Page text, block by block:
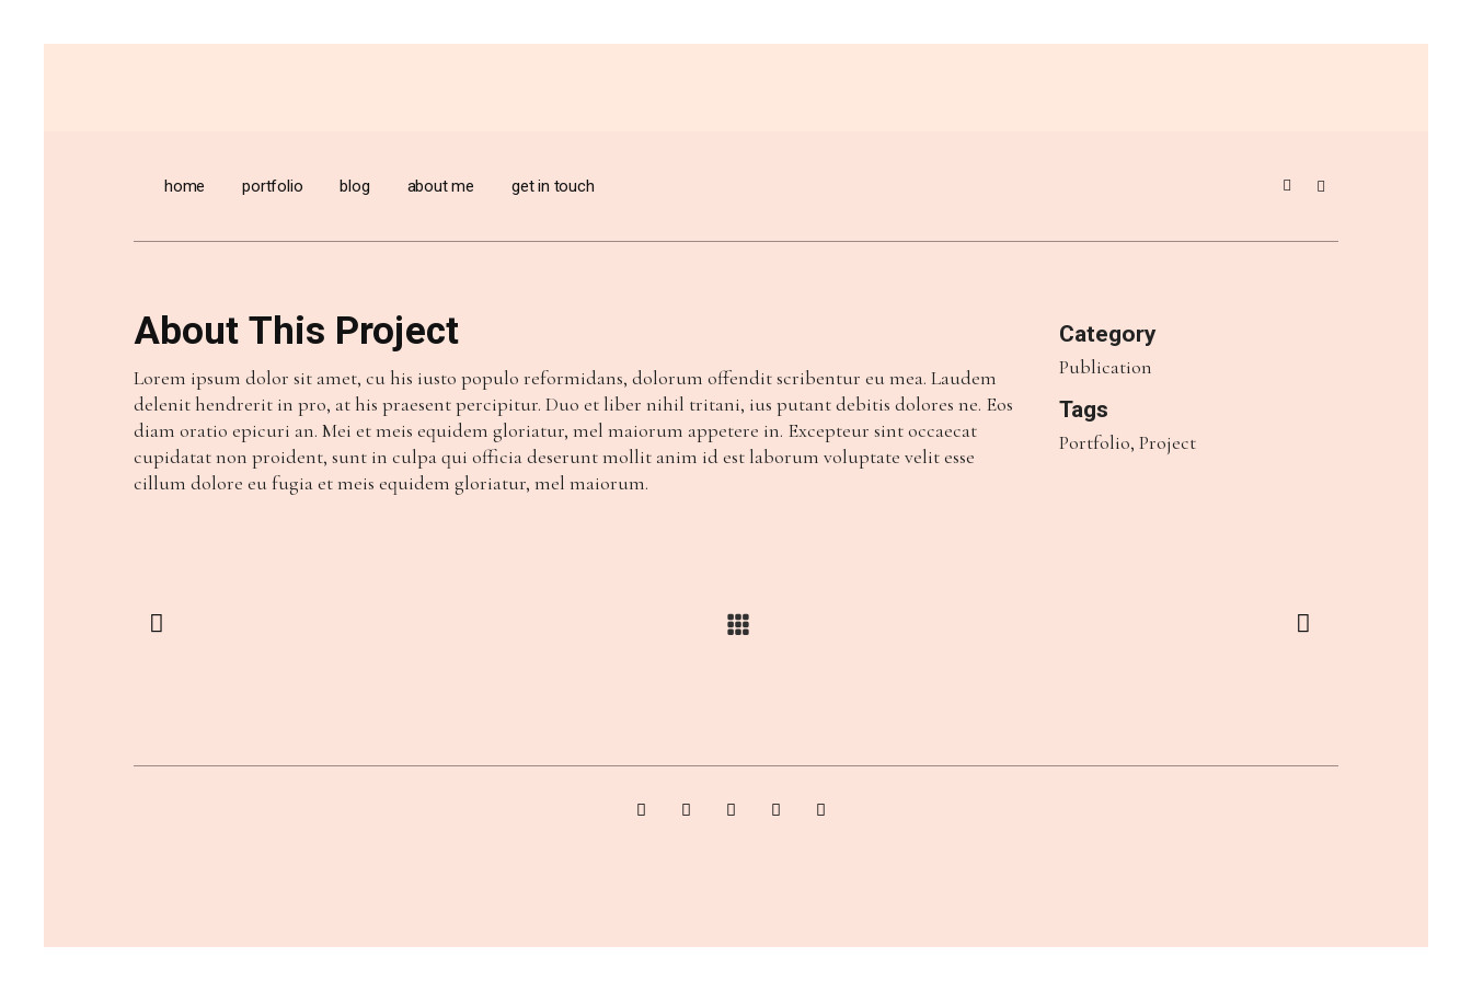
home portfolio blog about me get in touch
About This Project
Lorem ipsum dolor sit amet, cu his iusto populo reformidans, dolorum offendit scribentur eu mea. Laudem
delenit hendrerit in pro, at his praesent percipitur. Duo et liber nihil tritani, ius putant debitis dolores ne. Eos
diam oratio epicuri an. Mei et meis equidem gloriatur, mel maiorum appetere in. Excepteur sint occaecat
cupidatat non proident, sunt in culpa qui officia deserunt mollit anim id est laborum voluptate velit esse
cillum dolore eu fugia et meis equidem gloriatur, mel maiorum.
Category
Publication
Tags
Portfolio, Project